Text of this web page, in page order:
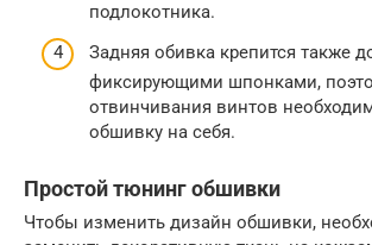
подлокотника.
Задняя обивка крепится также
фиксирующими шпонками,
отвинчивания винтов
обшивку на себя.
Простой тюнинг обшивки
Чтобы изменить дизайн обшивки,